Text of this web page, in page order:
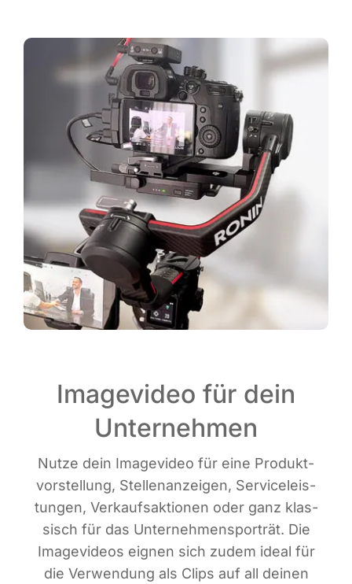
Maga­zin
Imagevideo für dein
Unternehmen
Nut­ze dein Image­vi­deo für eine Pro­dukt­
vor­stel­lung, Stel­len­an­zei­gen, Ser­vice­leis­
tun­gen, Ver­kaufs­ak­tio­nen oder ganz klas­
sisch für das Unter­neh­mens­por­trät. Die
Image­vi­de­os eig­nen sich zudem ide­al für
die Ver­wen­dung als Clips auf all dei­nen